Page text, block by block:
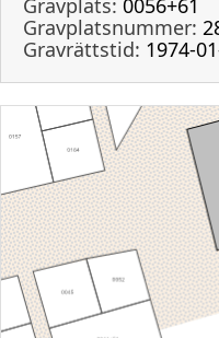
Gravplats: 0056+61
Gravplatsnummer:
Gravrättstid: 1974-